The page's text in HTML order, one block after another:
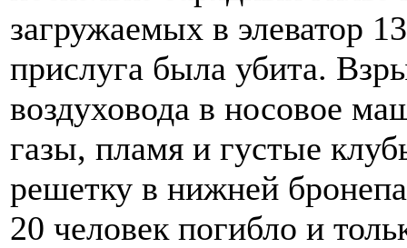
загружаемых в элеватор
прислуга была убита.
воздуховода в носовое
газы, пламя и густые
решетку в нижней
20 человек погибло и